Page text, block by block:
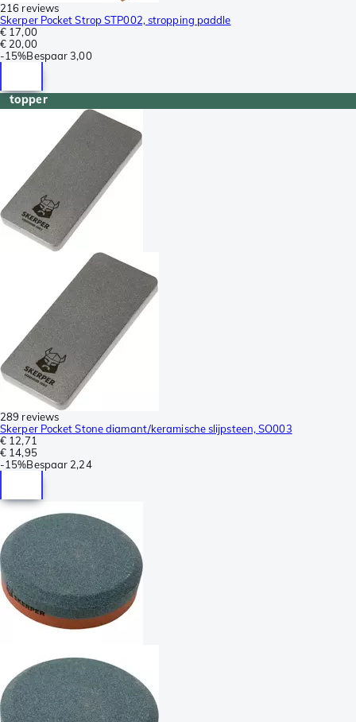
216 reviews
Skerper Pocket Strop STP002, stropping paddle
€ 17,00
€ 20,00
-15%Bespaar 3,00
topper
289 reviews
Skerper Pocket Stone diamant/keramische slijpsteen, SO003
€ 12,71
€ 14,95
-15%Bespaar 2,24